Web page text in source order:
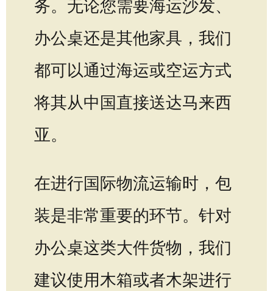
务。无论您需要海运沙发、
办公桌还是其他家具，我们
都可以通过海运或空运方式
将其从中国直接送达马来西
亚。
在进行国际物流运输时，包
装是非常重要的环节。针对
办公桌这类大件货物，我们
建议使用木箱或者木架进行